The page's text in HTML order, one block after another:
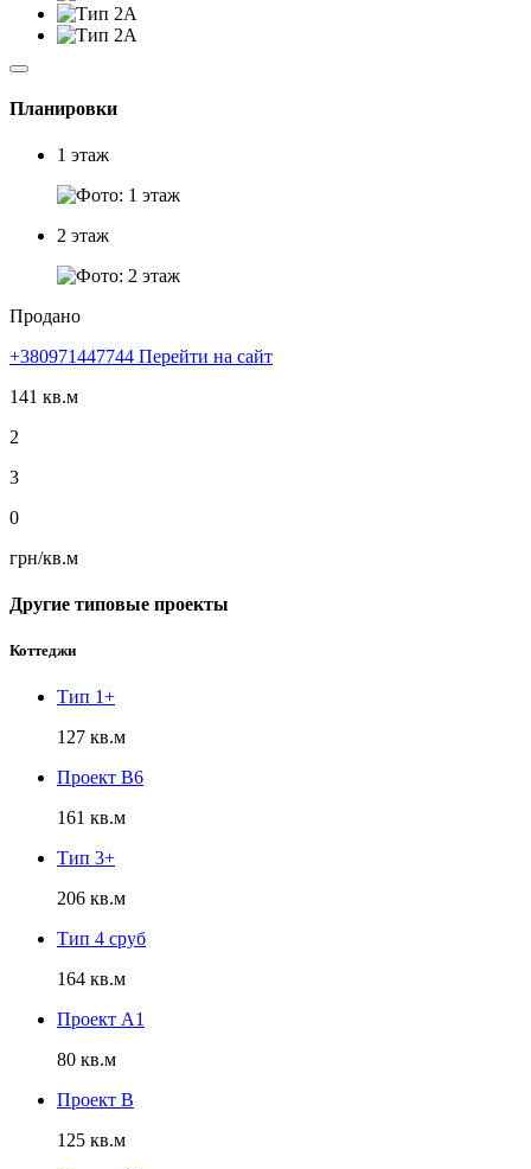
Планировки
1 этаж
2 этаж
Продано
+380971447744 Перейти на сайт
141 кв.м
2
3
0
грн/кв.м
Другие типовые проекты
Коттеджи
Тип 1+
127 кв.м
Проект B6
161 кв.м
Тип 3+
206 кв.м
Тип 4 сруб
164 кв.м
Проект А1
80 кв.м
Проект B
125 кв.м